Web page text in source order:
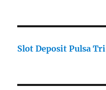
Slot Deposit Pulsa Tri